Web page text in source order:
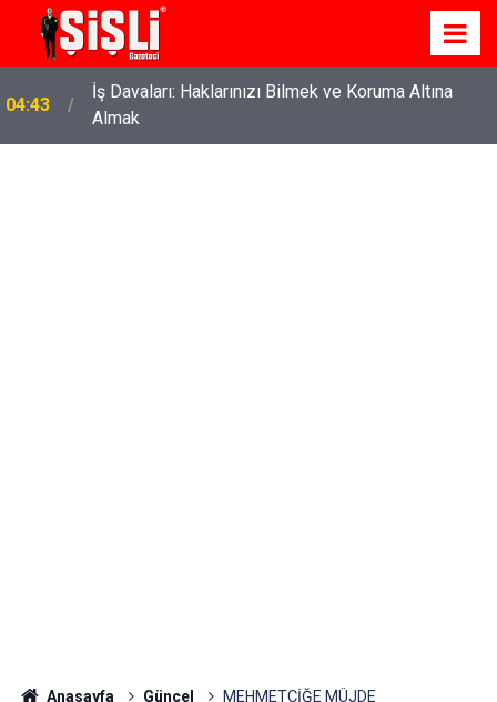
04:43
İş Davaları: Haklarınızı Bilmek ve Koruma Altına
Almak
Anasayfa Güncel MEHMETÇİĞE MÜJDE